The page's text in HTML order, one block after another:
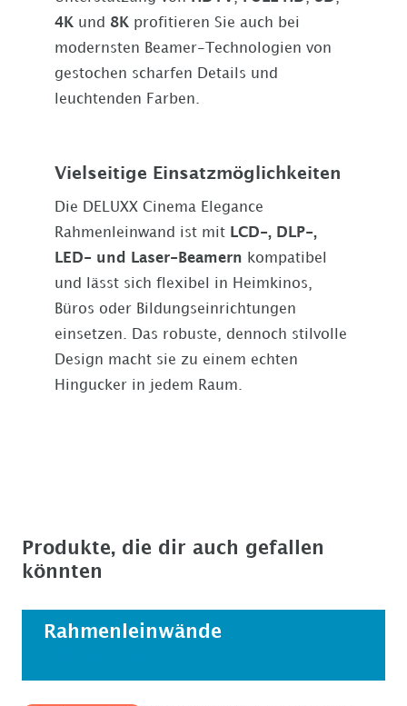
4K und 8K profitieren Sie auch bei
modernsten Beamer-Technologien von
gestochen scharfen Details und
leuchtenden Farben.
Vielseitige Einsatzmöglichkeiten
Die DELUXX Cinema Elegance
Rahmenleinwand ist mit LCD-, DLP-,
LED- und Laser-Beamern kompatibel
und lässt sich flexibel in Heimkinos,
Büros oder Bildungseinrichtungen
einsetzen. Das robuste, dennoch stilvolle
Design macht sie zu einem echten
Hingucker in jedem Raum.
Produkte, die dir auch gefallen
könnten
Rahmenleinwände